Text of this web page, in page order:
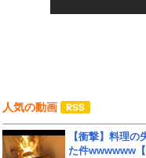
人気の動画
【衝撃】料理
た件wwwwww【